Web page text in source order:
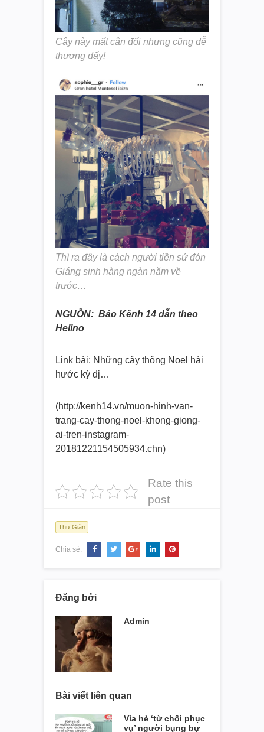
Cây này mất cân đối nhưng cũng dễ
thương đấy!
Thì ra đây là cách người tiền sử đón
Giáng sinh hàng ngàn năm về
trước…
NGUỒN: Báo Kênh 14 dẫn theo
Helino
Link bài: Những cây thông Noel hài
hước kỳ dị…
(http://kenh14.vn/muon-hinh-van-
trang-cay-thong-noel-khong-giong-
ai-tren-instagram-
20181221154505934.chn)
Rate this
post
Thư Giãn
Chia sẻ:
Đăng bởi
Admin
Bài viết liên quan
Vỉa hè ‘từ chối phục
vụ’ người bụng bự